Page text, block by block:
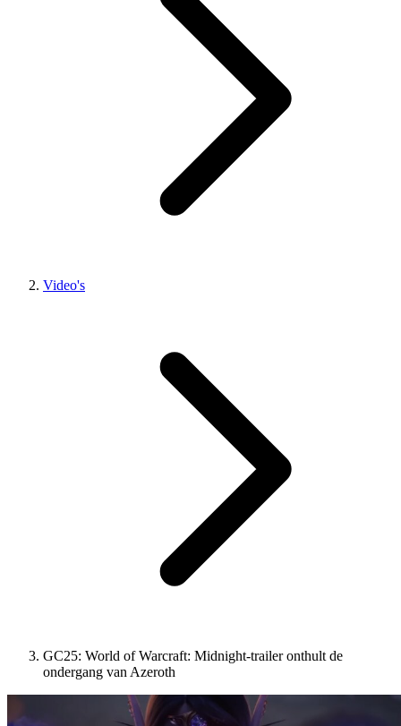
Video's
GC25: World of Warcraft: Midnight-trailer onthult de
ondergang van Azeroth